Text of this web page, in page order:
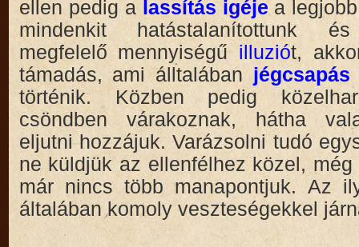
ellen pedig a lassítás igéje a
mindenkit hatástalanítottunk
megfelelő mennyiségű illuziót,
támadás, ami álltalábanjégcsapás
történik. Közben pedig
csöndben várakoznak, hátha
eljutni hozzájuk. Varázsolni tudó
ne küldjük az ellenfélhez közel,
már nincs több manapontjuk. Az
általában komoly veszteségekkel